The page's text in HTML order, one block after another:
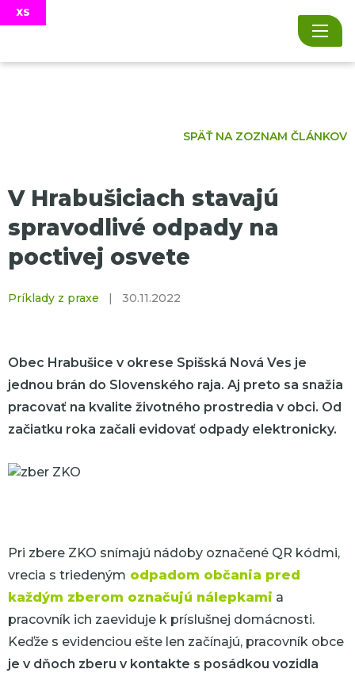
SPÄŤ NA ZOZNAM ČLÁNKOV
V Hrabušiciach stavajú
spravodlivé odpady na
poctivej osvete
Príklady z praxe 30.11.2022
Obec Hrabušice v okrese Spišská Nová Ves je
jednou brán do Slovenského raja. Aj preto sa snažia
pracovať na kvalite životného prostredia v obci. Od
začiatku roka začali evidovať odpady elektronicky.
Pri zbere ZKO snímajú nádoby označené QR kódmi,
vrecia s triedeným odpadom občania pred
každým zberom označujú nálepkami a
pracovník ich zaeviduje k príslušnej domácnosti.
Keďže s evidenciou ešte len začínajú, pracovník obce
je v dňoch zberu v kontakte s posádkou vozidla